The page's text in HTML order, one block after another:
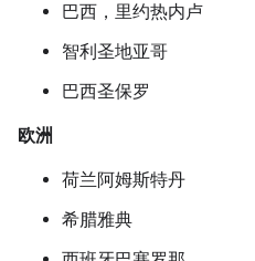
巴西，里约热内卢
智利圣地亚哥
巴西圣保罗
欧洲
荷兰阿姆斯特丹
希腊雅典